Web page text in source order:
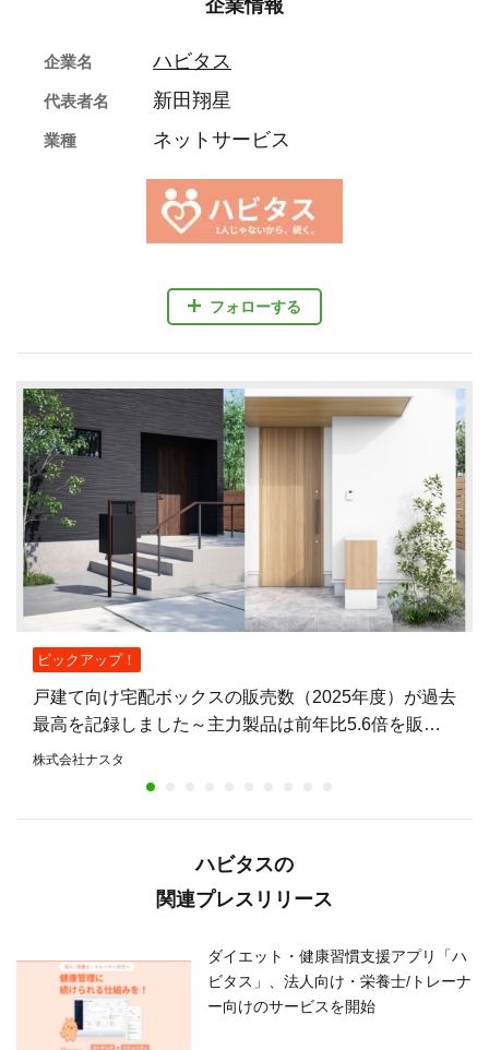
企業情報
フォローする
企業名 ハビタス
代表者名 新田翔星
業種 ネットサービス
ピックアップ！
戸建て向け宅配ボックスの販売数（2025年度）が過去
最高を記録しました～主力製品は前年比5.6倍を販
売。不在時も荷物を受け取れる住宅が増加～
株式会社ナスタ
ハビタスの
関連プレスリリース
ダイエット・健康習慣支援アプリ「ハ
ビタス」、法人向け・栄養士/トレーナ
ー向けのサービスを開始